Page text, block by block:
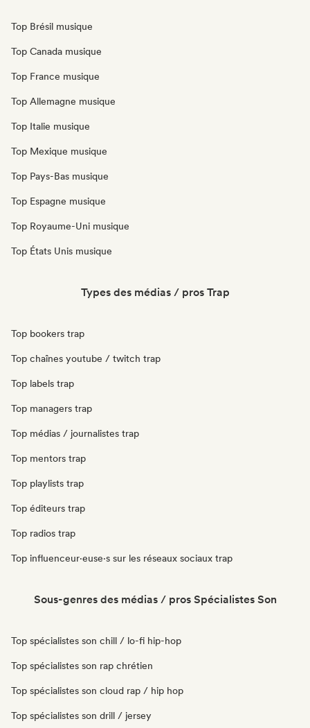
Top Brésil musique
Top Canada musique
Top France musique
Top Allemagne musique
Top Italie musique
Top Mexique musique
Top Pays-Bas musique
Top Espagne musique
Top Royaume-Uni musique
Top États Unis musique
Types des médias / pros Trap
Top bookers trap
Top chaînes youtube / twitch trap
Top labels trap
Top managers trap
Top médias / journalistes trap
Top mentors trap
Top playlists trap
Top éditeurs trap
Top radios trap
Top influenceur·euse·s sur les réseaux sociaux trap
Sous-genres des médias / pros Spécialistes Son
Top spécialistes son chill / lo-fi hip-hop
Top spécialistes son rap chrétien
Top spécialistes son cloud rap / hip hop
Top spécialistes son drill / jersey